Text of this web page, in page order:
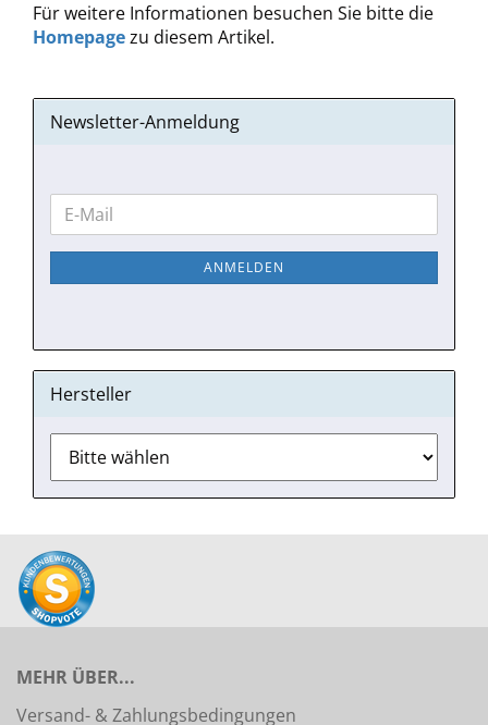
Für weitere Informationen besuchen Sie bitte die
Homepagezu diesem Artikel.
Newsletter-Anmeldung
WEITER
ZUR
NEWSLETTER-
E-
Mail
ANMELDEN
Hersteller
MEHR ÜBER...
Versand- & Zahlungsbedingungen